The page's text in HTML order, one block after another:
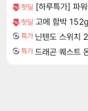
핫딜 [하루특가] 파
핫딜 고메 함박
특가
특가